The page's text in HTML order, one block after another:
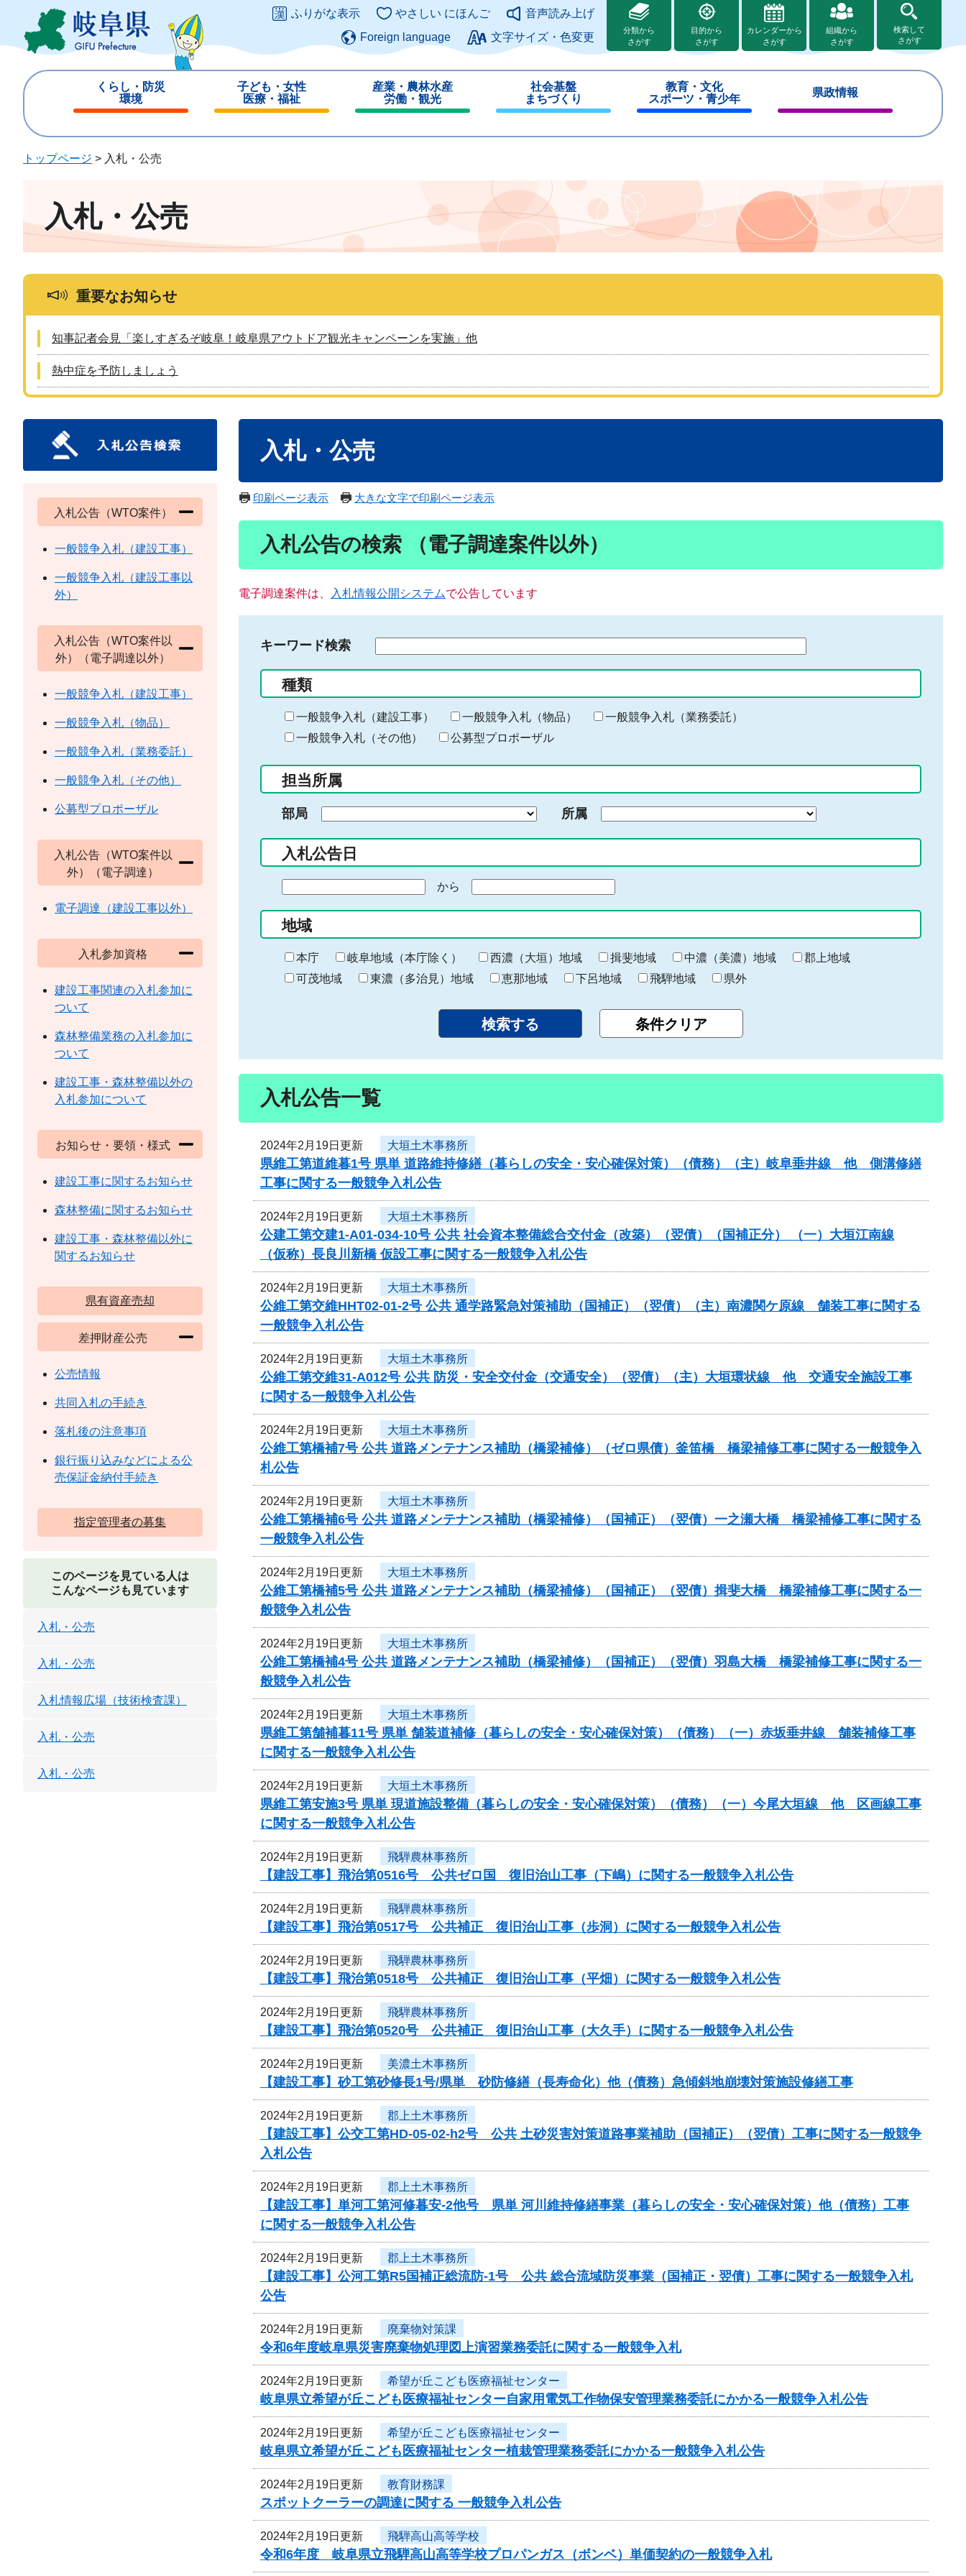
ジ
ュ
このページの本文へ
ふりがな表示 やさしい にほんご
音声読み上げ
Foreign language
文字サイズ・色変更
分類から
さがす
目的から
さがす
カレンダーから
さがす
組織から
さがす
検索して
さがす
くらし・防災
環境
じ
子ども・女性
医療・福祉
じ
産業・農林水産
労働・観光
じ
社会基盤
まちづくり
じ
教育・文化
スポーツ・青少年
じ
県政情報
じ
トップページ > 入札・公売
入札・公売
重要なお知らせ
知事記者会見「楽しすぎるぞ岐阜！岐阜県アウトドア観光キャンペーンを実施」他
熱中症を予防しましょう
入札・公売
印刷ページ表示 大きな文字で印刷ページ表示
入札公告の検索 （電子調達案件以外）
電子調達案件は、 入札情報公開システムで公告しています
キーワード検索
る
キ
ー
ー
入
力
種類
一般競争入札（建設工事） 一般競争入札（物品）
一般競争入札（業務委託）
一般競争入札（その他）
公募型プロポーザル
担当所属
部局 所属
入札公告日
の
始
ま
り
から
終
わ
り
地域
本庁 岐阜地域（本庁除く） 西濃（大垣）地域 揖斐地域 中濃（美濃）地域
郡上地域
可茂地域
東濃（多治見）地域 恵那地域 下呂地域 飛騨地域 県外
入札公告一覧
2024年2月19日更新 大垣土木事務所
県維工第道維暮1号 県単 道路維持修繕（暮らしの安全・安心確保対策）（債務）（主）岐阜垂井線 他 側溝修繕
工事に関する一般競争入札公告
2024年2月19日更新 大垣土木事務所
公建工第交建1-A01-034-10号 公共 社会資本整備総合交付金（改築）（翌債）（国補正分） （一）大垣江南線
（仮称）長良川新橋 仮設工事に関する一般競争入札公告
2024年2月19日更新 大垣土木事務所
公維工第交維HHT02-01-2号 公共 通学路緊急対策補助（国補正）（翌債）（主）南濃関ケ原線 舗装工事に関する
一般競争入札公告
2024年2月19日更新 大垣土木事務所
公維工第交維31-A012号 公共 防災・安全交付金（交通安全）（翌債）（主）大垣環状線 他 交通安全施設工事
に関する一般競争入札公告
2024年2月19日更新 大垣土木事務所
公維工第橋補7号 公共 道路メンテナンス補助（橋梁補修）（ゼロ県債）釜笛橋 橋梁補修工事に関する一般競争入
札公告
2024年2月19日更新 大垣土木事務所
公維工第橋補6号 公共 道路メンテナンス補助（橋梁補修）（国補正）（翌債）一之瀬大橋 橋梁補修工事に関する
一般競争入札公告
2024年2月19日更新 大垣土木事務所
公維工第橋補5号 公共 道路メンテナンス補助（橋梁補修）（国補正）（翌債）揖斐大橋 橋梁補修工事に関する一
般競争入札公告
2024年2月19日更新 大垣土木事務所
公維工第橋補4号 公共 道路メンテナンス補助（橋梁補修）（国補正）（翌債）羽島大橋 橋梁補修工事に関する一
般競争入札公告
2024年2月19日更新 大垣土木事務所
県維工第舗補暮11号 県単 舗装道補修（暮らしの安全・安心確保対策）（債務）（一）赤坂垂井線 舗装補修工事
に関する一般競争入札公告
2024年2月19日更新 大垣土木事務所
県維工第安施3号 県単 現道施設整備（暮らしの安全・安心確保対策）（債務）（一）今尾大垣線 他 区画線工事
に関する一般競争入札公告
2024年2月19日更新 飛騨農林事務所
【建設工事】飛治第0516号 公共ゼロ国 復旧治山工事（下嶋）に関する一般競争入札公告
2024年2月19日更新 飛騨農林事務所
【建設工事】飛治第0517号 公共補正 復旧治山工事（歩洞）に関する一般競争入札公告
2024年2月19日更新 飛騨農林事務所
【建設工事】飛治第0518号 公共補正 復旧治山工事（平畑）に関する一般競争入札公告
2024年2月19日更新 飛騨農林事務所
【建設工事】飛治第0520号 公共補正 復旧治山工事（大久手）に関する一般競争入札公告
2024年2月19日更新 美濃土木事務所
【建設工事】砂工第砂修長1号/県単 砂防修繕（長寿命化）他（債務）急傾斜地崩壊対策施設修繕工事
2024年2月19日更新 郡上土木事務所
【建設工事】公交工第HD-05-02-h2号 公共 土砂災害対策道路事業補助（国補正）（翌債）工事に関する一般競争
入札公告
2024年2月19日更新 郡上土木事務所
【建設工事】単河工第河修暮安-2他号 県単 河川維持修繕事業（暮らしの安全・安心確保対策）他（債務）工事
に関する一般競争入札公告
2024年2月19日更新 郡上土木事務所
【建設工事】公河工第R5国補正総流防-1号 公共 総合流域防災事業（国補正・翌債）工事に関する一般競争入札
公告
2024年2月19日更新 廃棄物対策課
令和6年度岐阜県災害廃棄物処理図上演習業務委託に関する一般競争入札
2024年2月19日更新 希望が丘こども医療福祉センター
岐阜県立希望が丘こども医療福祉センター自家用電気工作物保安管理業務委託にかかる一般競争入札公告
2024年2月19日更新 希望が丘こども医療福祉センター
岐阜県立希望が丘こども医療福祉センター植栽管理業務委託にかかる一般競争入札公告
2024年2月19日更新 教育財務課
スポットクーラーの調達に関する 一般競争入札公告
2024年2月19日更新 飛騨高山高等学校
令和6年度 岐阜県立飛騨高山高等学校プロパンガス（ボンベ）単価契約の一般競争入札
入札公告（WTO案件）
一般競争入札（建設工事）
一般競争入札（建設工事以
外）
入札公告（WTO案件以
外）（電子調達以外）
一般競争入札（建設工事）
一般競争入札（物品）
一般競争入札（業務委託）
一般競争入札（その他）
公募型プロポーザル
入札公告（WTO案件以
外）（電子調達）
電子調達（建設工事以外）
入札参加資格
建設工事関連の入札参加に
ついて
森林整備業務の入札参加に
ついて
建設工事・森林整備以外の
入札参加について
お知らせ・要領・様式
建設工事に関するお知らせ
森林整備に関するお知らせ
建設工事・森林整備以外に
関するお知らせ
県有資産売却
差押財産公売
公売情報
共同入札の手続き
落札後の注意事項
銀行振り込みなどによる公
売保証金納付手続き
指定管理者の募集
このページを見ている人は
こんなページも見ています
入札・公売
入札・公売
入札情報広場（技術検査課）
入札・公売
入札・公売